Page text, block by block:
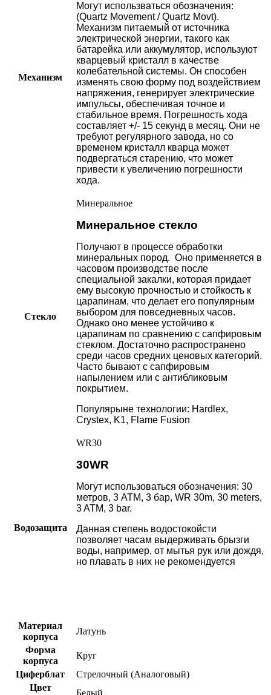
Механизм
Могут использваться обозначения:
(Quartz Movement / Quartz Movt).
Механизм питаемый от источника
электрической энергии, такого как
батарейка или аккумулятор, используют
кварцевый кристалл в качестве
колебательной системы. Он способен
изменять свою форму под воздействием
напряжения, генерирует электрические
импульсы, обеспечивая точное и
стабильное время. Погрешность хода
составляет +/- 15 секунд в месяц. Они не
требуют регулярного завода, но со
временем кристалл кварца может
подвергаться старению, что может
привести к увеличению погрешности
хода.
Стекло
Минеральное
Минеральное стекло
Получают в процессе обработки
минеральных пород. Оно применяется в
часовом производстве после
специальной закалки, которая придает
ему высокую прочностью и стойкость к
царапинам, что делает его популярным
выбором для повседневных часов.
Однако оно менее устойчиво к
царапинам по сравнению с сапфировым
стеклом. Достаточно распространено
среди часов средних ценовых категорий.
Часто бывают с сапфировым
напылением или с антибликовым
покрытием.
Популярыне технологии: Hardlex,
Crystex, K1, Flame Fusion
Водозащита
WR30
30WR
Могут использоваться обозначения: 30
метров, 3 АТМ, 3 бар, WR 30m, 30 meters,
3 ATM, 3 bar.
Данная степень водостокойсти
позволяет часам выдерживать брызги
воды, например, от мытья рук или дождя,
но плавать в них не рекомендуется
Материал
корпуса
Латунь
Форма
корпуса
Круг
Циферблат
Стрелочный (Аналоговый)
Цвет
Белый